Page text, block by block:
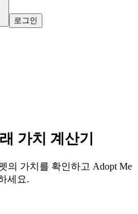
로그인
가치 계산기
의 가치를 확인하고 Adopt Me
세요.